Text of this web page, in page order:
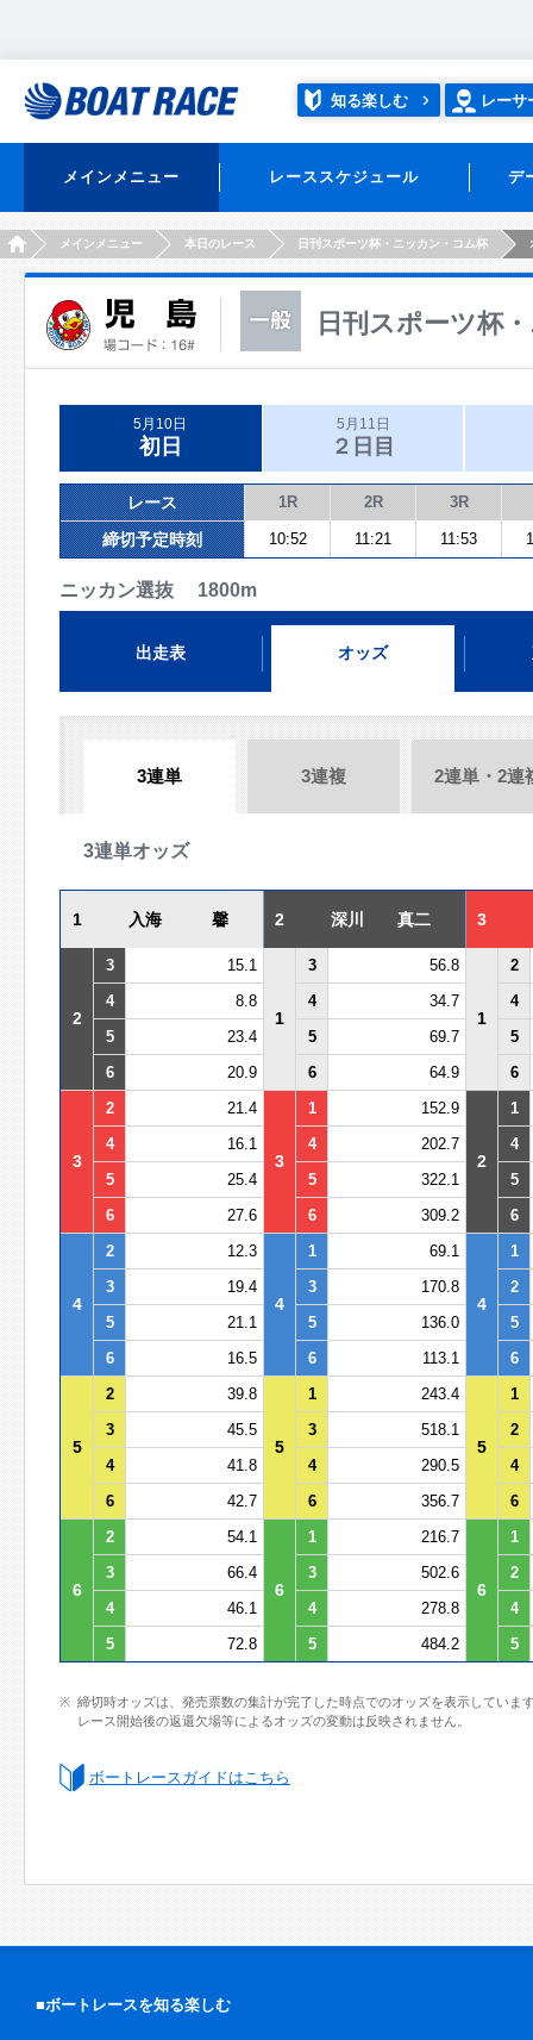
知る楽しむ レーサ
メインメニュー レーススケジュール デ
HOMEメインメニュー 本日のレース 日刊スポーツ杯・ニッカン・コム杯
日刊スポーツ杯
5月10日
初日
5月11日
２日目
レース 1R 2R 3R
締切予定時刻 10:52 11:21 11:53
ニッカン選抜 1800m
出走表 オッズ
3連単 3連複 2連単・2連
3連単オッズ
1 入海 馨 2 深川 真二 3
2
3 15.1
1
3 56.8
1
2
4
8.8 4 34.7
4
5
23.4 5 69.7
5
6
20.9 6 64.9 6
3
2 21.4
3
1 152.9
2
1
4
16.1 4 202.7
4
5
25.4 5 322.1
5
6
27.6 6 309.2 6
4
2 12.3
4
1 69.1
4
1
3
19.4 3 170.8
2
5
21.1 5 136.0
5
6
16.5 6 113.1 6
5
2 39.8
5
1 243.4
5
1
3
45.5 3 518.1
2
4
41.8 4 290.5
4
6
42.7 6 356.7 6
6
2 54.1
6
1 216.7
6
1
3
66.4 3 502.6
2
4
46.1 4 278.8
4
5
72.8 5 484.2 5
締切時オッズは、発売票数の集計が完了した時点でのオッズを表示していま
レース開始後の返還欠場等によるオッズの変動は反映されません。
ボートレースガイドはこちら
■ボートレースを知る楽しむ